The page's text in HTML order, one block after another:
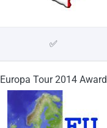
✅
Europa Tour 2014 Award